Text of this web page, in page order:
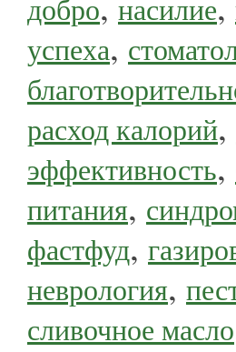
добро насилие
успеха,
расход калорий,
эффективность,
питания,
фастфуд,
неврология,
сливочное масло